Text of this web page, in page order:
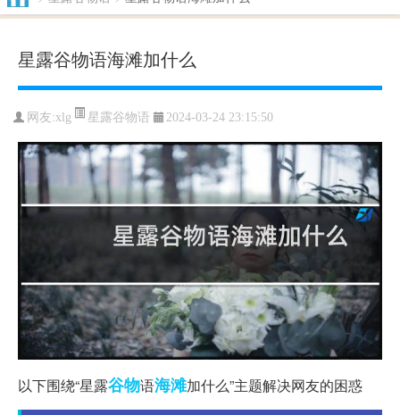
星露谷物语海滩加什么
网友:xlg 星露谷物语 2024-03-24 23:15:50
以下围绕“星露谷物语海滩加什么”主题解决网友的困惑